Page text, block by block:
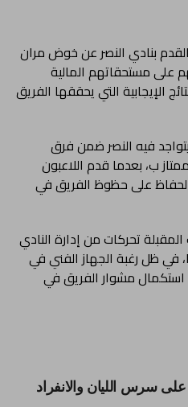
القدم بنادي النصر عن خوض مران
على مستحقاتهم المالية
الإيجابية التي يحققها الفريق
فيه النصر ضمن فرق
ب، بعدما قدم اللاعبون
على حظوظ الفريق في
تحركات من إدارة النادي
في ظل رغبة الجهاز الفني في
استكمال مشوار الفريق في
سرس الليان والانفراد